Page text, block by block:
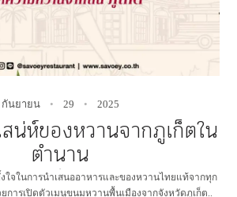
กันยายน 29 2025
น่ห์ของหวานจากภูเก็ตใน
ตำนาน
✻
ใจในการนำเสนออาหารและของหวานไทยแท้จากทุก
การเปิดตัวเมนูขนมหวานพื้นเมืองจากจังหวัดภูเก็ต..